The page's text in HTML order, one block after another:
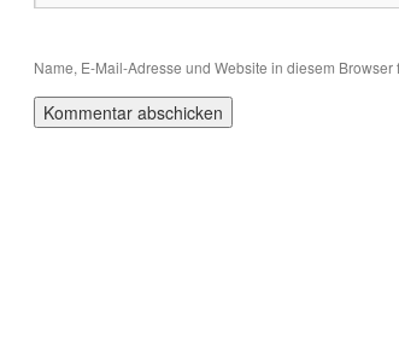
Name, E-Mail-Adresse und Website in diesem